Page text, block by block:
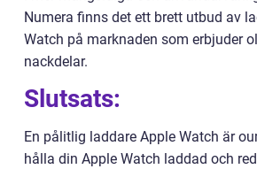
Numera finns det ett brett utbud av
Watch på marknaden som erbjuder
nackdelar.
Slutsats:
En pålitlig laddare Apple Watch är
hålla din Apple Watch laddad och